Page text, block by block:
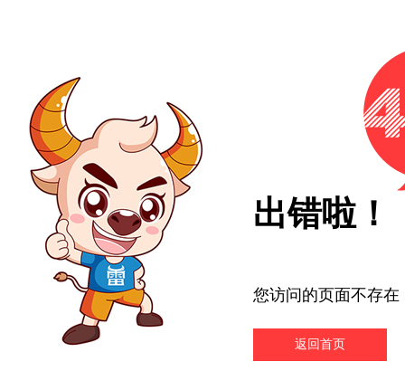
出错啦！
您访问的页面不存在
返回首页